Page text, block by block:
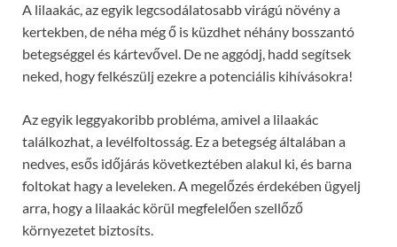
A lilaakác, az egyik legcsodálatosabb virágú növény a
kertekben, de néha még ő is küzdhet néhány bosszantó
betegséggel és kártevővel. De ne aggódj, hadd segítsek
neked, hogy felkészülj ezekre a potenciális kihívásokra!
Az egyik leggyakoribb probléma, amivel a lilaakác
találkozhat, a levélfoltosság. Ez a betegség általában a
nedves, esős időjárás következtében alakul ki, és barna
foltokat hagy a leveleken. A megelőzés érdekében ügyelj
arra, hogy a lilaakác körül megfelelően szellőző
környezetet biztosíts.